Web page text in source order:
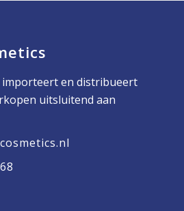
importeert en distribueert
uitsluitend aan